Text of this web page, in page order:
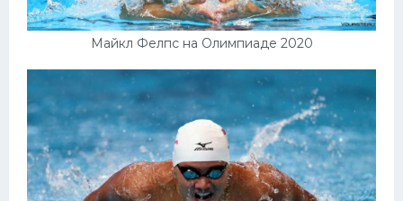
Майкл Фелпс на Олимпиаде 2020